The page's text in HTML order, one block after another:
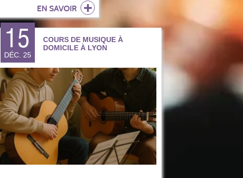
EN SAVOIR
15
DÉC. 25
COURS DE MUSIQUE À
DOMICILE À LYON